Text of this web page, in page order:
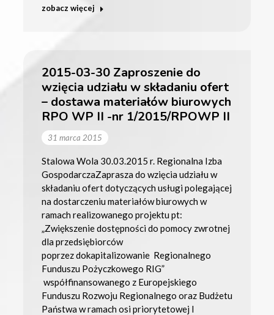
zobacz więcej
2015-03-30 Zaproszenie do
wzięcia udziału w składaniu ofert
– dostawa materiałów biurowych
RPO WP II -nr 1/2015/RPOWP II
31 marca 2015
Stalowa Wola 30.03.2015 r. Regionalna Izba
GospodarczaZaprasza do wzięcia udziału w
składaniu ofert dotyczących usługi polegającej
na dostarczeniu materiałów biurowych w
ramach realizowanego projektu pt:
„Zwiększenie dostępności do pomocy zwrotnej
dla przedsiębiorców
poprzez dokapitalizowanie Regionalnego
Funduszu Pożyczkowego RIG”
współfinansowanego z Europejskiego
Funduszu Rozwoju Regionalnego oraz Budżetu
Państwa w ramach osi priorytetowej I